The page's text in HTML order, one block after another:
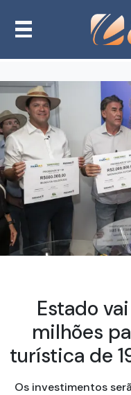
Estado
milhões
turística de
Os investimentos